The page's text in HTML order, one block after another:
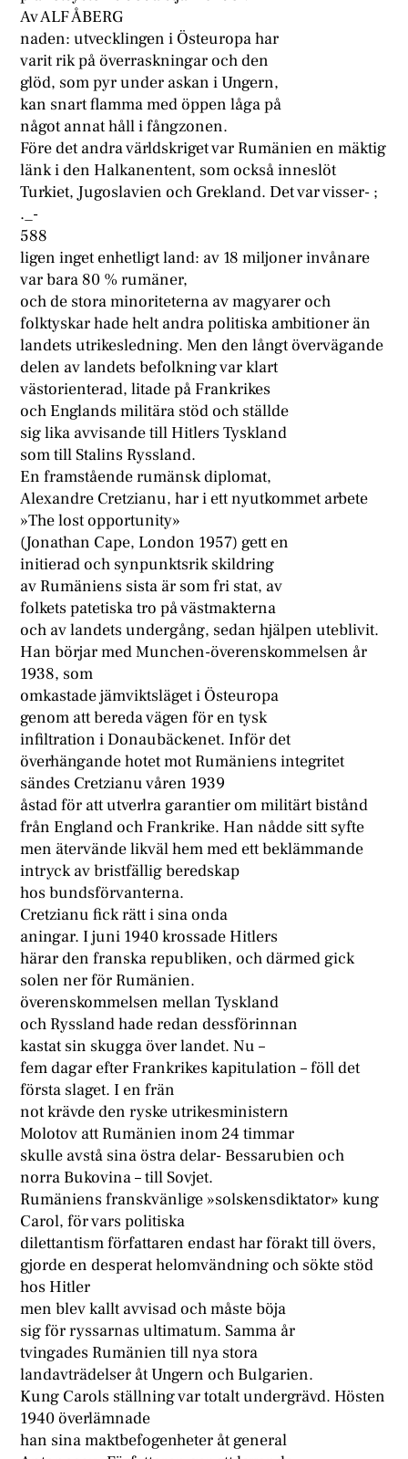
Av ALF ÅBERG
naden: utvecklingen i Östeuropa har
varit rik på överraskningar och den
glöd, som pyr under askan i Ungern,
kan snart flamma med öppen låga på
något annat håll i fångzonen.
Före det andra världskriget var Rumänien en mäktig
länk i den Halkanentent, som också inneslöt
Turkiet, Jugoslavien och Grekland. Det var visser- ;
._-
588
ligen inget enhetligt land: av 18 miljoner invånare
var bara 80 % rumäner,
och de stora minoriteterna av magyarer och
folktyskar hade helt andra politiska ambitioner än
landets utrikesledning. Men den långt övervägande
delen av landets befolkning var klart
västorienterad, litade på Frankrikes
och Englands militära stöd och ställde
sig lika avvisande till Hitlers Tyskland
som till Stalins Ryssland.
En framstående rumänsk diplomat,
Alexandre Cretzianu, har i ett nyutkommet arbete
»The lost opportunity»
(Jonathan Cape, London 1957) gett en
initierad och synpunktsrik skildring
av Rumäniens sista är som fri stat, av
folkets patetiska tro på västmakterna
och av landets undergång, sedan hjälpen uteblivit.
Han börjar med Munchen-överenskommelsen år
1938, som
omkastade jämviktsläget i Östeuropa
genom att bereda vägen för en tysk
infiltration i Donaubäckenet. Inför det
överhängande hotet mot Rumäniens integritet
sändes Cretzianu våren 1939
åstad för att utverlra garantier om militärt bistånd
från England och Frankrike. Han nådde sitt syfte
men ätervände likväl hem med ett beklämmande
intryck av bristfällig beredskap
hos bundsförvanterna.
Cretzianu fick rätt i sina onda
aningar. I juni 1940 krossade Hitlers
härar den franska republiken, och därmed gick
solen ner för Rumänien.
överenskommelsen mellan Tyskland
och Ryssland hade redan dessförinnan
kastat sin skugga över landet. Nu –
fem dagar efter Frankrikes kapitulation – föll det
första slaget. I en frän
not krävde den ryske utrikesministern
Molotov att Rumänien inom 24 timmar
skulle avstå sina östra delar- Bessarubien och
norra Bukovina – till Sovjet.
Rumäniens franskvänlige »solskensdiktator» kung
Carol, för vars politiska
dilettantism författaren endast har förakt till övers,
gjorde en desperat helomvändning och sökte stöd
hos Hitler
men blev kallt avvisad och måste böja
sig för ryssarnas ultimatum. Samma år
tvingades Rumänien till nya stora
landavträdelser åt Ungern och Bulgarien.
Kung Carols ställning var totalt undergrävd. Hösten
1940 överlämnade
han sina maktbefogenheter åt general